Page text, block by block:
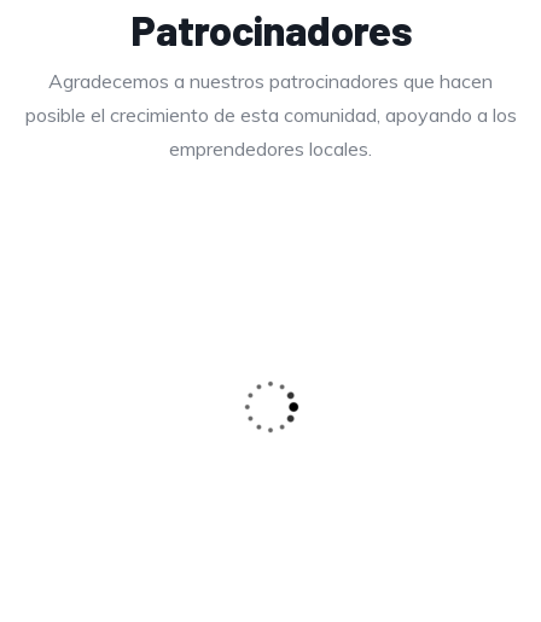
Patrocinadores
Agradecemos a nuestros patrocinadores que hacen
posible el crecimiento de esta comunidad, apoyando a los
emprendedores locales.